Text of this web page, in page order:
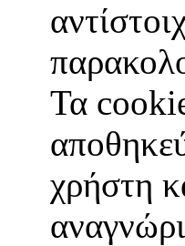
Τα
χρήστη